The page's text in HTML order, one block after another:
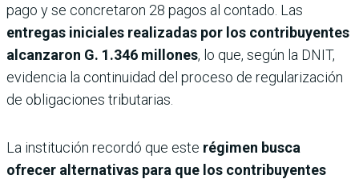
pago y se concretaron 28 pagos al contado. Las
entregas iniciales realizadas por los contribuyentes
alcanzaron G. 1.346 millones, lo que, según la DNIT,
evidencia la continuidad del proceso de regularización
de obligaciones tributarias.
La institución recordó que este régimen busca
ofrecer alternativas para que los contribuyentes